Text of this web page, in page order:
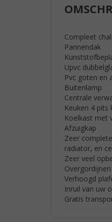
Compleet
Pannendak
Upvc
Pvc goten en
Buitenlamp
Centrale
Keuken 4 pits
Koelkast met
Afzuigkap
Zeer
radiator, en
Zeer veel
Overgordijnen
Verhoogd
Inruil van uw
Gratis